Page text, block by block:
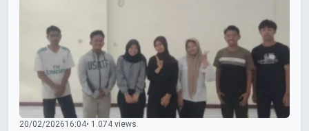
20/02/202616:04• 1.074 views